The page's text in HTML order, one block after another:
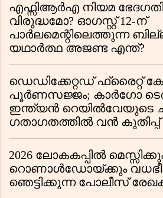
എഫ്സിആർഎ നിയമ
വിരുദ്ധമോ? ഓഗസ്റ്റ് 12-ന്
പാർലമെന്റിലെത്തുന്ന
യഥാർത്ഥ അജണ്ട എന്ത്?
ഡെഡിക്കേറ്റഡ് ഫ്രൈറ്റ്
പൂർണസജ്ജം; കാർഗോ
ഇന്ത്യൻ റെയിൽവേയുടെ
ഗതാഗതത്തിൽ വൻ കുതിപ്പ്
2026 ലോകകപ്പിൽ
റൊണാൾഡോയ്ക്കും
ഞെട്ടിക്കുന്ന പോലീസ്